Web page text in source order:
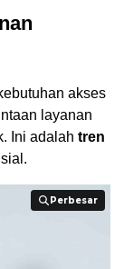
akses
layanan
Ini adalah tren
Perbesar
Perbesar